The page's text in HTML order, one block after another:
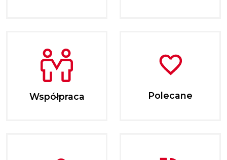
Współpraca Polecane